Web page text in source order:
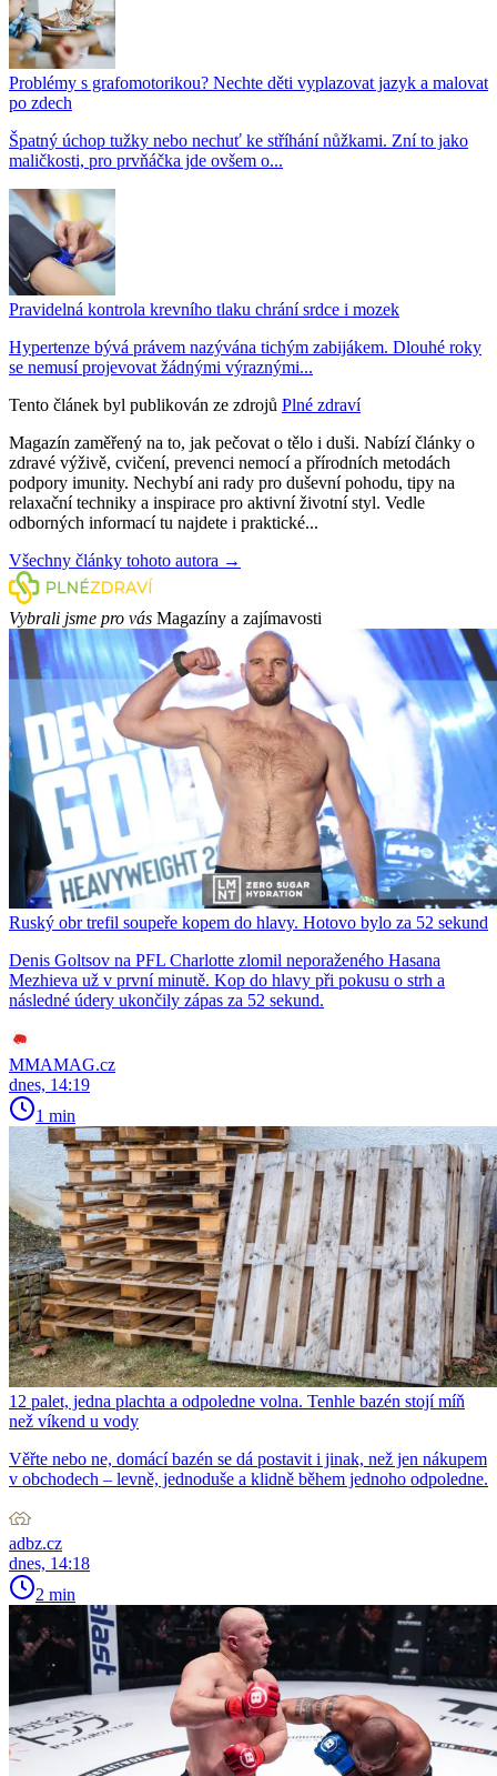
Problémy s grafomotorikou? Nechte děti vyplazovat jazyk a malovat
po zdech
Špatný úchop tužky nebo nechuť ke stříhání nůžkami. Zní to jako
maličkosti, pro prvňáčka jde ovšem o...
Pravidelná kontrola krevního tlaku chrání srdce i mozek
Hypertenze bývá právem nazývána tichým zabijákem. Dlouhé roky
se nemusí projevovat žádnými výraznými...
Tento článek byl publikován ze zdrojů Plné zdraví
Magazín zaměřený na to, jak pečovat o tělo i duši. Nabízí články o
zdravé výživě, cvičení, prevenci nemocí a přírodních metodách
podpory imunity. Nechybí ani rady pro duševní pohodu, tipy na
relaxační techniky a inspirace pro aktivní životní styl. Vedle
odborných informací tu najdete i praktické...
Všechny články tohoto autora →
Vybrali jsme pro vás Magazíny a zajímavosti
Ruský obr trefil soupeře kopem do hlavy. Hotovo bylo za 52 sekund
Denis Goltsov na PFL Charlotte zlomil neporaženého Hasana
Mezhieva už v první minutě. Kop do hlavy při pokusu o strh a
následné údery ukončily zápas za 52 sekund.
MMAMAG.cz
dnes, 14:19
1 min
12 palet, jedna plachta a odpoledne volna. Tenhle bazén stojí míň
než víkend u vody
Věřte nebo ne, domácí bazén se dá postavit i jinak, než jen nákupem
v obchodech – levně, jednoduše a klidně během jednoho odpoledne.
adbz.cz
dnes, 14:18
2 min